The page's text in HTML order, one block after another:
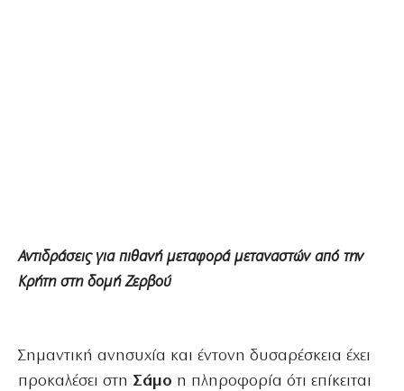
Αντιδράσεις για πιθανή μεταφορά μεταναστών από την
Κρήτη στη δομή Ζερβού
Σημαντική ανησυχία και έντονη δυσαρέσκεια έχει
προκαλέσει στη Σάμο η πληροφορία ότι επίκειται